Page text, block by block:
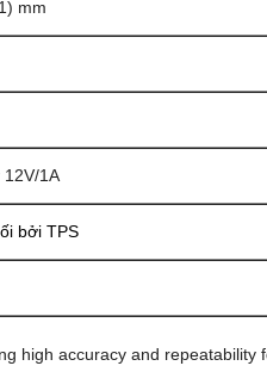
mm
12V/1A
bởi TPS
high accuracy and repeatability